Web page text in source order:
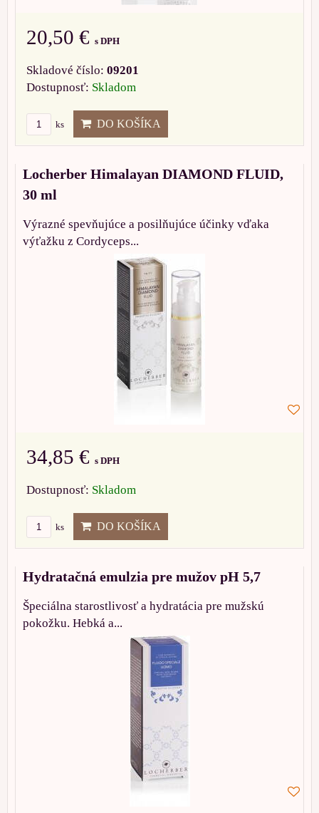
20,50 € s DPH
Skladové číslo: 09201
Dostupnosť: Skladom
ks DO KOŠÍKA
Locherber Himalayan DIAMOND FLUID,
30 ml
Výrazné spevňujúce a posilňujúce účinky vďaka
výťažku z Cordyceps...
34,85 € s DPH
Dostupnosť: Skladom
ks DO KOŠÍKA
Hydratačná emulzia pre mužov pH 5,7
Špeciálna starostlivosť a hydratácia pre mužskú
pokožku. Hebká a...